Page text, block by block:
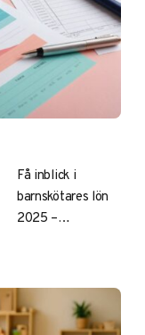
Få inblick i
barnskötares lön
2025 –
att öka inkomsten
och aktuella